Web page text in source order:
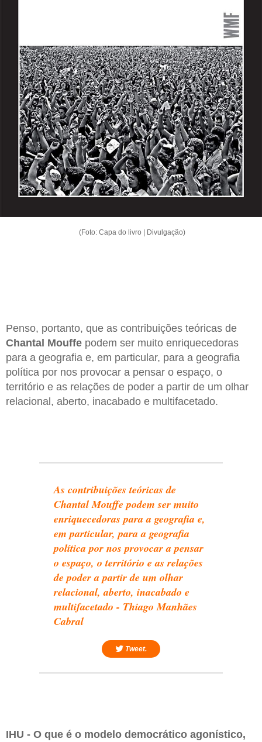
(Foto: Capa do livro | Divulgação)
Penso, portanto, que as contribuições teóricas de
Chantal Mouffe podem ser muito enriquecedoras
para a geografia e, em particular, para a geografia
política por nos provocar a pensar o espaço, o
território e as relações de poder a partir de um olhar
relacional, aberto, inacabado e multifacetado.
As contribuições teóricas de
Chantal Mouffe podem ser muito
enriquecedoras para a geografia e,
em particular, para a geografia
política por nos provocar a pensar
o espaço, o território e as relações
de poder a partir de um olhar
relacional, aberto, inacabado e
multifacetado - Thiago Manhães
Cabral
Tweet.
IHU - O que é o modelo democrático agonístico,